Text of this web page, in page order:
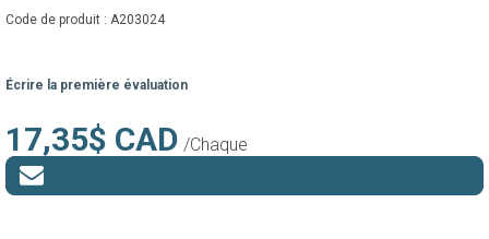
Code de produit : A203024
Écrire la première évaluation
17,35$ CAD /Chaque